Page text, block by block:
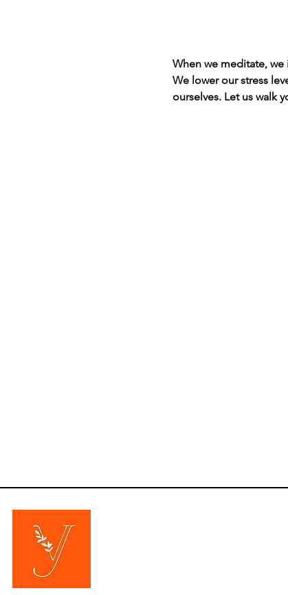
When we meditate,
We lower our stress
ourselves. Let us walk